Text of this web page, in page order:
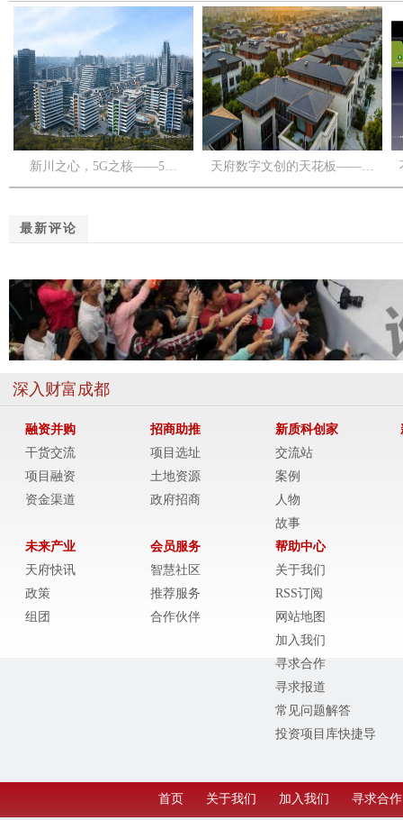
新川之心，5G之核——5… 天府数字文创的天花板——…
最新评论
深入财富成都
融资并购
干货交流
项目融资
资金渠道
招商助推
项目选址
土地资源
政府招商
新质科创家
交流站
案例
人物
故事
未来产业
天府快讯
政策
组团
会员服务
智慧社区
推荐服务
合作伙伴
帮助中心
关于我们
RSS订阅
网站地图
加入我们
寻求合作
寻求报道
常见问题解答
投资项目库快捷导
首页 关于我们 加入我们 寻求合作